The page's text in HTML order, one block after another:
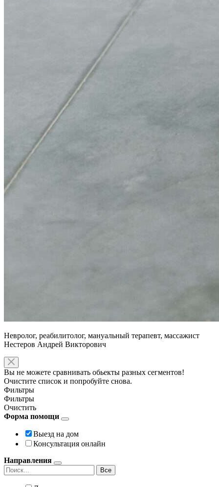
Невролог, реабилитолог, мануальный терапевт, массажист
Нестеров Андрей Викторович
Вы не можете сравнивать обьекты разных сегментов!
Очистите список и попробуйте снова.
Фильтры
Фильтры
Очистить
Форма помощи
Выезд на дом
Консультация онлайн
Направления
Все